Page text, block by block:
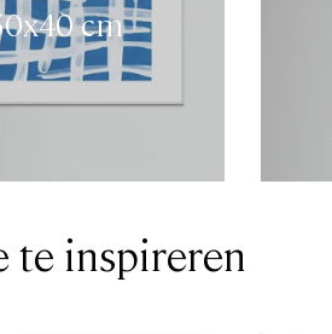
cm
te inspireren